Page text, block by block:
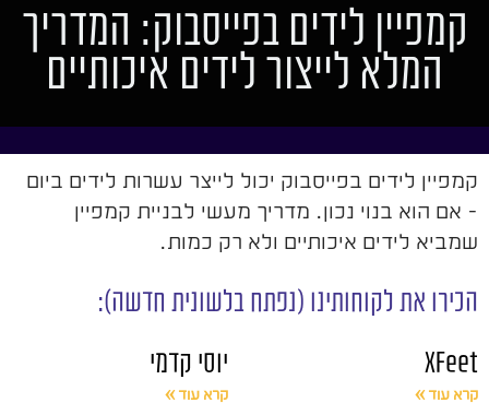
קמפיין לידים בפייסבוק: המדריך
המלא לייצור לידים איכותיים
קמפיין לידים בפייסבוק יכול לייצר עשרות לידים ביום
- אם הוא בנוי נכון. מדריך מעשי לבניית קמפיין
שמביא לידים איכותיים ולא רק כמות.
הכירו את לקוחותינו (נפתח בלשונית חדשה):
XFeet
קרא עוד »
יוסי קדמי
קרא עוד »